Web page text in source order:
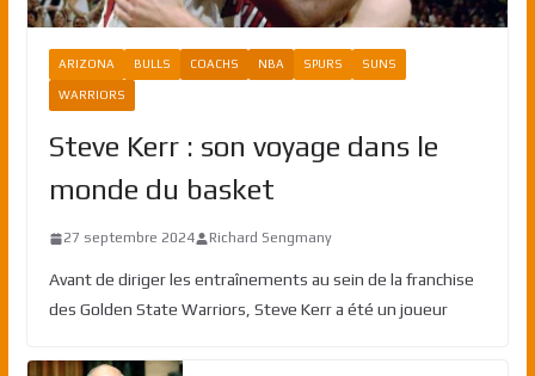
ARIZONA BULLS COACHS NBA SPURS SUNS
WARRIORS
Steve Kerr : son voyage dans le
monde du basket
27 septembre 2024 Richard Sengmany
Avant de diriger les entraînements au sein de la franchise
des Golden State Warriors, Steve Kerr a été un joueur